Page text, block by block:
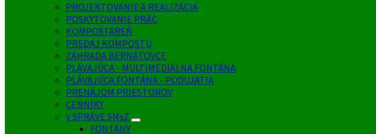
PROJEKTOVANIE A REALIZÁCIA
POSKYTOVANIE PRÁC
KOMPOSTÁREŇ
PREDAJ KOMPOSTU
ZÁHRADA BERNÁTOVCE
PLÁVAJÚCA - MULTIMEDIÁLNA FONTÁNA
PLÁVAJÚCA FONTÁNA - PODUJATIA
PRENÁJOM PRIESTOROV
CENNÍKY
V SPRÁVE SMsZ
FONTÁNY